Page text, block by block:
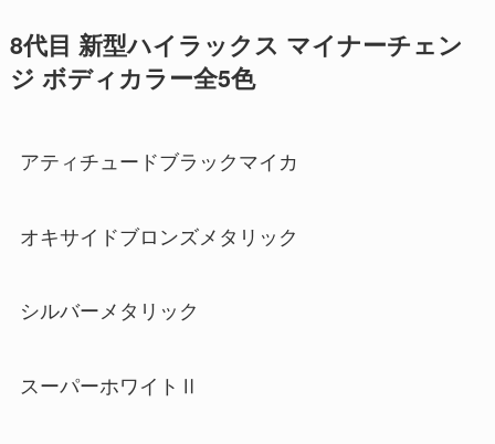
8代目 新型ハイラックス マイナーチェン
ジ ボディカラー全5色
アティチュードブラックマイカ
オキサイドブロンズメタリック
シルバーメタリック
スーパーホワイトⅡ